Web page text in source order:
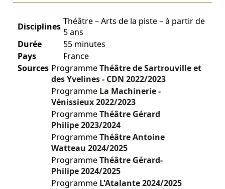
Disciplines Théâtre – Arts de la piste – à partir de
5 ans
Durée
55 minutes
Pays
France
Sources ProgrammeThéâtre de Sartrouville et
des Yvelines - CDN 2022/2023
Programme La Machinerie -
Vénissieux2022/2023
ProgrammeThéâtre Gérard
Philipe2023/2024
ProgrammeThéâtre Antoine
Watteau 2024/2025
ProgrammeThéâtre Gérard-
Philipe2024/2025
Programme L'Atalante2024/2025